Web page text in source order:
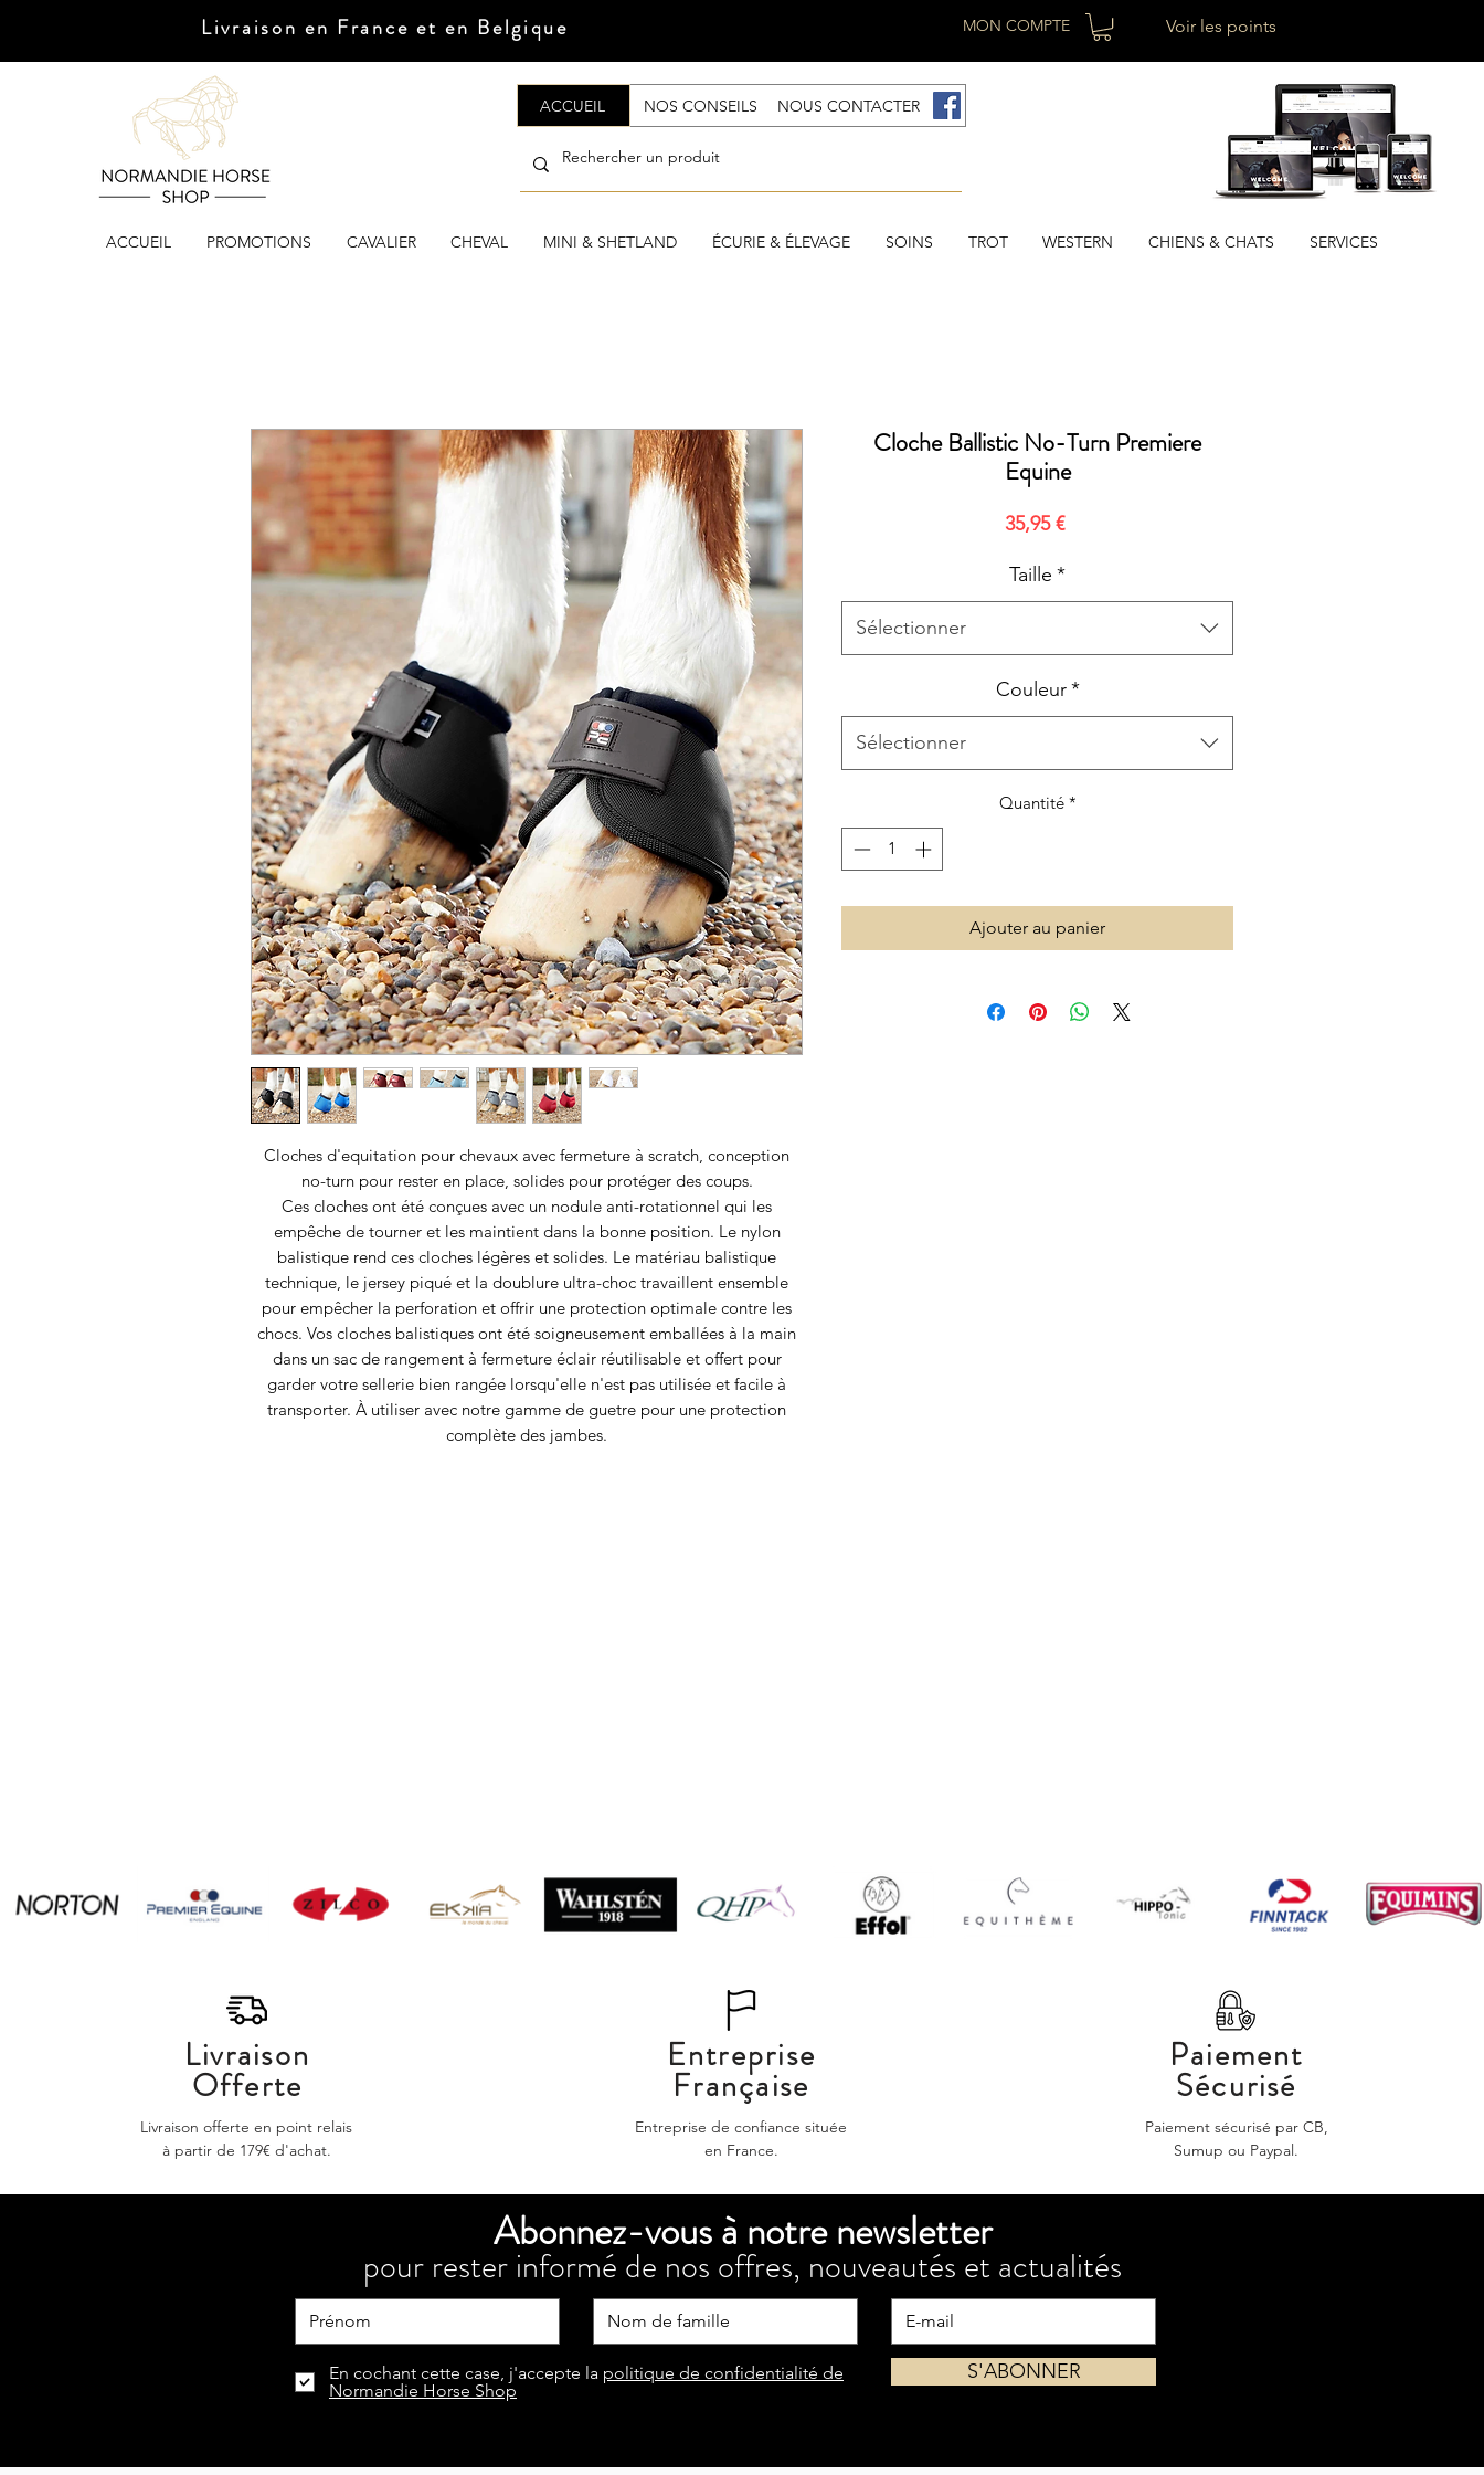
Livraison en France et en Belgique MON COMPTE Voir les points
ACCUEIL NOS CONSEILS NOUS CONTACTER .
ACCUEIL PROMOTIONS CAVALIER CHEVAL MINI & SHETLAND ÉCURIE & ÉLEVAGE SOINS TROT WESTERN CHIENS & CHATS SERVICES
Cloches d'equitation pour chevaux avec fermeture à scratch, conception
no-turn pour rester en place, solides pour protéger des coups.
Ces cloches ont été conçues avec un nodule anti-rotationnel qui les
empêche de tourner et les maintient dans la bonne position. Le nylon
balistique rend ces cloches légères et solides. Le matériau balistique
technique, le jersey piqué et la doublure ultra-choc travaillent ensemble
pour empêcher la perforation et offrir une protection optimale contre les
chocs. Vos cloches balistiques ont été soigneusement emballées à la main
dans un sac de rangement à fermeture éclair réutilisable et offert pour
garder votre sellerie bien rangée lorsqu'elle n'est pas utilisée et facile à
transporter. À utiliser avec notre gamme de guetre pour une protection
complète des jambes.
Cloche Ballistic No-Turn Premiere
Equine
35,95 €Prix
Taille *
Sélectionner
Couleur *
Sélectionner
Quantité *
Ajouter au panier
Livraison
Offerte
Livraison offerte en point relais
à partir de 179€ d'achat.
Entreprise
Française
Entreprise de confiance située
en France.
Paiement
Sécurisé
Paiement sécurisé par CB,
Sumup ou Paypal.
Abonnez-vous à notre newsletter
pour rester informé de nos offres, nouveautés et actualités
En cochant cette case, j'accepte la politique de confidentialité de
Normandie Horse Shop
S'ABONNER